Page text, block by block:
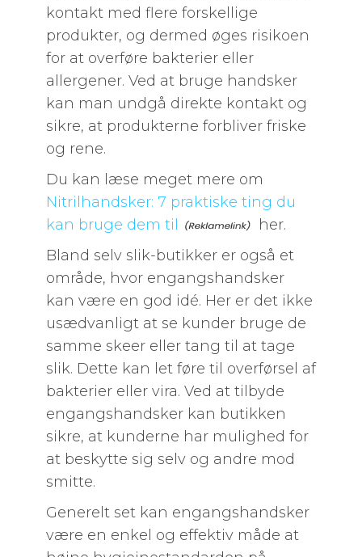
kontakt med flere forskellige
produkter, og dermed øges risikoen
for at overføre bakterier eller
allergener. Ved at bruge handsker
kan man undgå direkte kontakt og
sikre, at produkterne forbliver friske
og rene.
Du kan læse meget mere om
Nitrilhandsker: 7 praktiske ting du
kan bruge dem til
her.
Bland selv slik-butikker er også et
område, hvor engangshandsker
kan være en god idé. Her er det ikke
usædvanligt at se kunder bruge de
samme skeer eller tang til at tage
slik. Dette kan let føre til overførsel af
bakterier eller vira. Ved at tilbyde
engangshandsker kan butikken
sikre, at kunderne har mulighed for
at beskytte sig selv og andre mod
smitte.
Generelt set kan engangshandsker
være en enkel og effektiv måde at